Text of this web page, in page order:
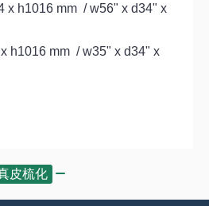
x h1016 mm / w56" x d34" x
h1016 mm / w35" x d34" x
皮梳化